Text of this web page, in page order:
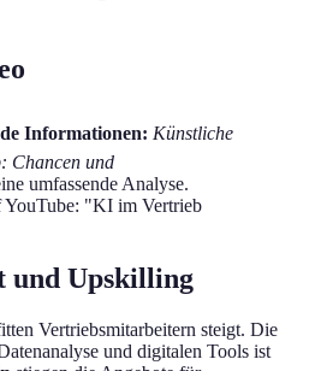
Informationen: Künstliche
Chancen und
umfassende Analyse.
YouTube: "KI im Vertrieb
und Upskilling
Vertriebsmitarbeitern steigt. Die
und digitalen Tools ist